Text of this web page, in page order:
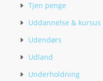
Tjen penge
Uddannelse & kursus
Udendørs
Udland
Underholdning